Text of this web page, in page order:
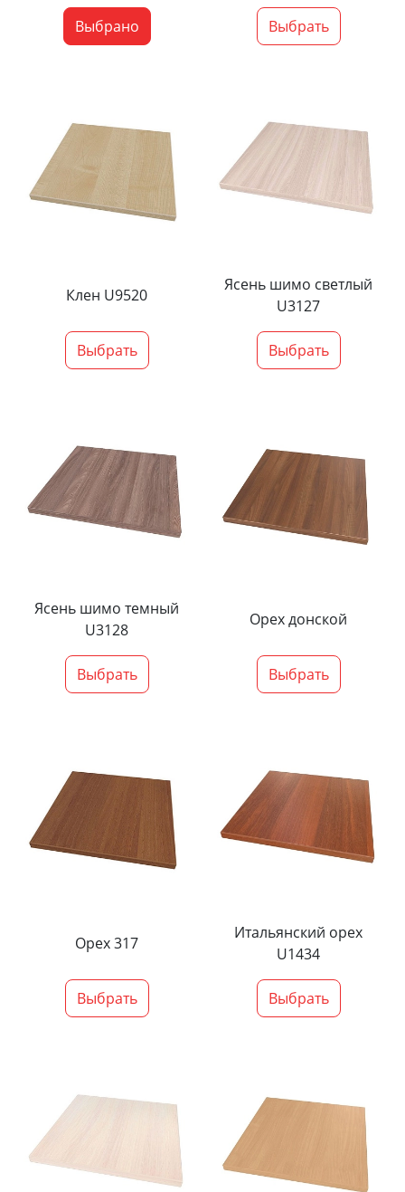
Выбрано Выбрать
Клен U9520
Выбрать
Ясень шимо светлый
U3127
Выбрать
Ясень шимо темный
U3128
Выбрать
Орех донской
Выбрать
Орех 317
Выбрать
Итальянский орех
U1434
Выбрать